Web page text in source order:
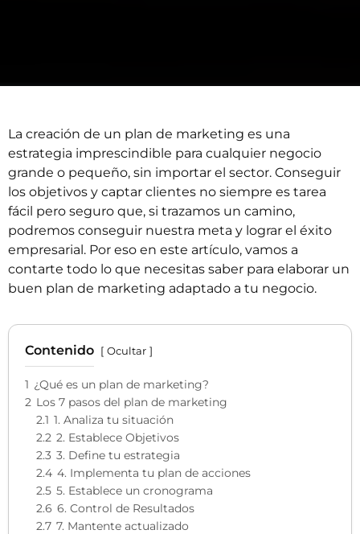
La creación de un plan de marketing es una
estrategia imprescindible para cualquier negocio
grande o pequeño, sin importar el sector. Conseguir
los objetivos y captar clientes no siempre es tarea
fácil pero seguro que, si trazamos un camino,
podremos conseguir nuestra meta y lograr el éxito
empresarial. Por eso en este artículo, vamos a
contarte todo lo que necesitas saber para elaborar un
buen plan de marketing adaptado a tu negocio.
Contenido Ocultar
1 ¿Qué es un plan de marketing?
2 Los 7 pasos del plan de marketing
2.1 1. Analiza tu situación
2.2 2. Establece Objetivos
2.3 3. Define tu estrategia
2.4 4. Implementa tu plan de acciones
2.5 5. Establece un cronograma
2.6 6. Control de Resultados
2.7 7. Mantente actualizado